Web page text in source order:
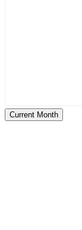
Current Month